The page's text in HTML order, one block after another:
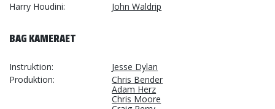
Harry Houdini
John Waldrip
BAG KAMERAET
Instruktion
Jesse Dylan
Produktion
Chris Bender
Adam Herz
Chris Moore